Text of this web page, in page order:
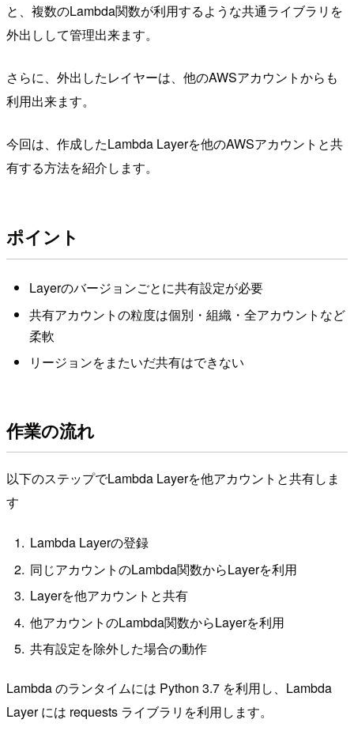
と、複数のLambda関数が利用するような共通ライブラリを
外出しして管理出来ます。
さらに、外出したレイヤーは、他のAWSアカウントからも
利用出来ます。
今回は、作成したLambda Layerを他のAWSアカウントと共
有する方法を紹介します。
ポイント
Layerのバージョンごとに共有設定が必要
共有アカウントの粒度は個別・組織・全アカウントなど
柔軟
リージョンをまたいだ共有はできない
作業の流れ
以下のステップでLambda Layerを他アカウントと共有しま
す
Lambda Layerの登録
同じアカウントのLambda関数からLayerを利用
Layerを他アカウントと共有
他アカウントのLambda関数からLayerを利用
共有設定を除外した場合の動作
Lambda のランタイムには Python 3.7 を利用し、Lambda
Layer には requests ライブラリを利用します。